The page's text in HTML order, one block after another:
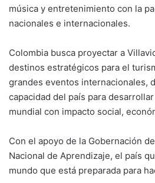
música y entretenimiento con la
nacionales e internacionales.
Colombia busca proyectar a
destinos estratégicos para el
grandes eventos internacionales,
capacidad del país para
mundial con impacto social,
Con el apoyo de la Gobernación
Nacional de Aprendizaje, el país
mundo que está preparada para